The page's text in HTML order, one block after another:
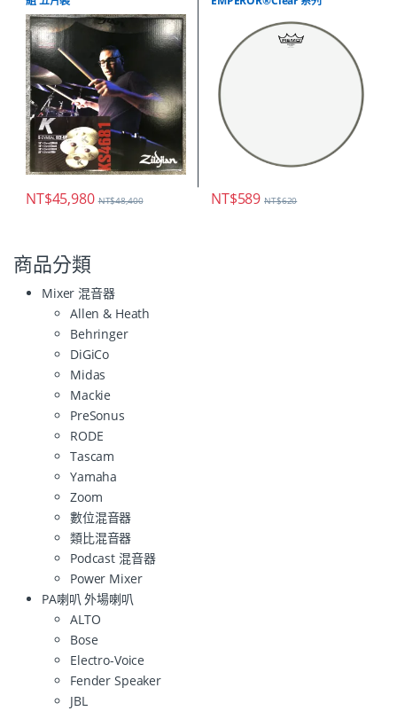
NT$45,980 NT$48,400 NT$589 NT$620
商品分類
Mixer 混音器
Allen & Heath
Behringer
DiGiCo
Midas
Mackie
PreSonus
RODE
Tascam
Yamaha
Zoom
數位混音器
類比混音器
Podcast 混音器
Power Mixer
PA喇叭 外場喇叭
ALTO
Bose
Electro-Voice
Fender Speaker
JBL